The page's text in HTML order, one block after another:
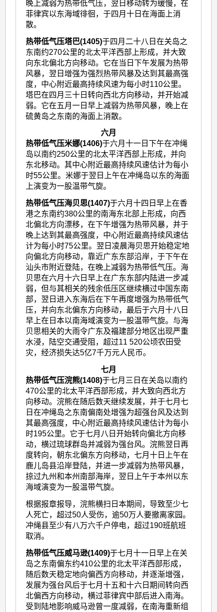
晚上减弱为热带低气压，翌日移动转为缓慢，在
菲律宾以东海域徘徊，于四月十日在海面上消
散。
热带低气压塔巴(1405)于四月二十八日在关岛之
东南约270公里的北太平洋西部上形成，并大致
向东北偏北方向移动。它在当日下午发展为热带
风暴，翌日增强为强烈热带风暴及达到其最高强
度，中心附近最高持续风速为每小时110公里。
塔巴在四月三十日转向西北方向移动，并开始减
弱。它在五月一日早上减弱为热带风暴，晚上在
硫黄岛之东南的海面上消散。
六月
热带低气压米娜(1406)于六月十一日下午在冲绳
岛以南约250公里的北太平洋西部上形成，并向
东北移动。其中心附近最高持续风速估计为每小
时55公里。米娜于翌日上午在冲绳岛以东的海面
上演变为一股温带气旋。
热带低气压海贝思(1407)于六月十四日早上在香
港之东南约380公里的南海东北部上形成，向西
北偏北方向漂移，在下午增强为热带风暴，并于
晚上达到其最高强度，中心附近最高持续风速估
计为每小时75公里。翌日凌晨海贝思开始稳定地
向偏北方向移动，靠近广东东部沿岸，于下午在
汕头市附近登陆，在晚上减弱为热带低气压。海
贝思在六月十六日早上在广东东部内陆进一步减
弱，但与其相关的残余低压区继续横过中国东南
部，翌日进入东海后在下午再度增强为热带低气
压，并向东北偏东方向移动，最后于六月十八日
早上在日本以南海域演变为一股温带气旋。与海
贝思相关的大雨令广东及福建部分地区出现严重
水浸，陆空交通受阻，超过11 520公顷农田受
灾，经济损失达5亿7千万元人民币。
七月
热带低气压浣熊(1408)于七月三日在关岛以南约
470公里的北太平洋西部形成，并大致向西北方
向移动。浣熊在随后数天继续发展，并于七月七
日在冲绳岛之东南偏南处增强为超强台风及达到
其最高强度，中心附近最高持续风速估计为每小
时195公里。它于七月八日开始转向偏北方向移
动，横过琉球群岛并减弱为强台风。浣熊翌日再
度转向，朝东北偏东方向移动，七月十日上午在
鹿儿岛县沿岸登陆，并进一步减弱为热带风暴，
掠过九州和本州南部海岸，翌日上午于本州以东
海域演变为一股温带气旋。
根据报章报导，浣熊横扫日本期间，导致至少七
人死亡，超过50人受伤，逾50万人要撤离家园。
冲绳县至少有八万六千户停电，超过190班航班
取消。
热带低气压威马逊(1409)于七月十一日早上在关
岛之东南偏东约410公里的北太平洋西部形成，
随后数天稳定地向偏西方向移动，并逐渐增强，
发展为强台风后于七月十五和十六日期间转向西
北偏西方向移动，横过菲律宾中部后进入南海。
受到陆地影响威马逊曾一度减弱，在南海重新组